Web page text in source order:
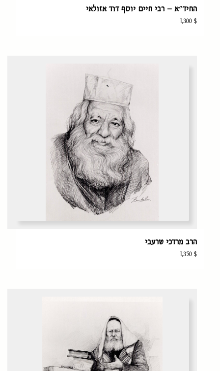
החיד״א – רבי חיים יוסף דוד אזולאי
1,300 $
הרב מרדכי שרעבי
1,350 $